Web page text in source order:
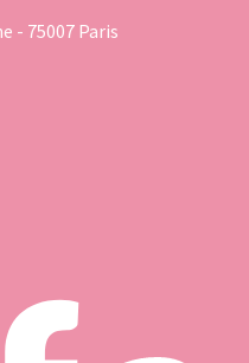
- 75007 Paris